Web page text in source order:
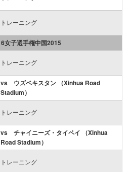
トレーニング
女子選手権中国2015
トレーニング
vs ウズベキスタン （Xinhua Road
Stadium）
トレーニング
vs チャイニーズ・タイペイ （Xinhua
Road Stadium）
トレーニング